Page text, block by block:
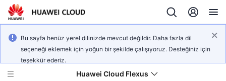
Bu sayfa henüz yerel dilinizde mevcut değildir. Daha fazla dil
seçeneği eklemek için yoğun bir şekilde çalışıyoruz. Desteğiniz için
teşekkür ederiz.
Huawei Cloud Flexus